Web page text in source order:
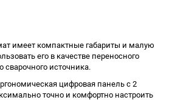
имеет компактные габариты и малую
его в качестве переносного
сварочного источника.
цифровая панель с 2
точно и комфортно настроить